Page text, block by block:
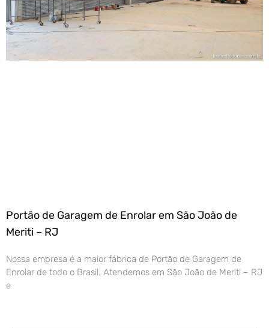
Portão de Garagem de Enrolar em São João de
Meriti – RJ
Nossa empresa é a maior fábrica de Portão de Garagem de
Enrolar de todo o Brasil. Atendemos em São João de Meriti – RJ
e